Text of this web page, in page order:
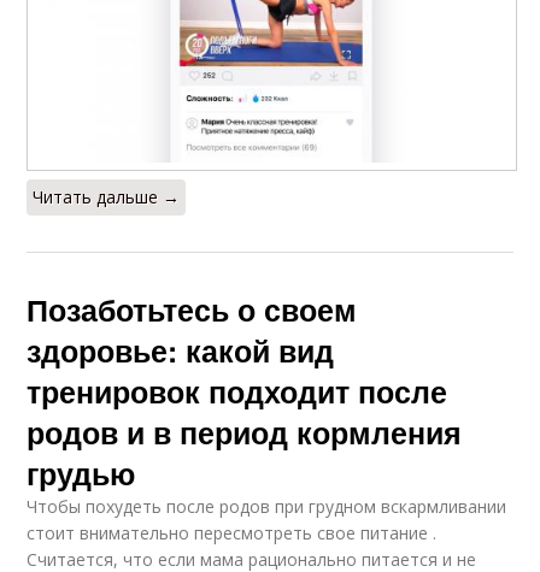
Читать дальше →
Позаботьтесь о своем
здоровье: какой вид
тренировок подходит после
родов и в период кормления
грудью
Чтобы похудеть после родов при грудном вскармливании
стоит внимательно пересмотреть свое питание .
Считается, что если мама рационально питается и не